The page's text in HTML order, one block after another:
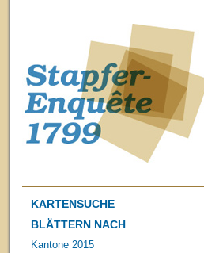
KARTENSUCHE
BLÄTTERN NACH
Kantone 2015